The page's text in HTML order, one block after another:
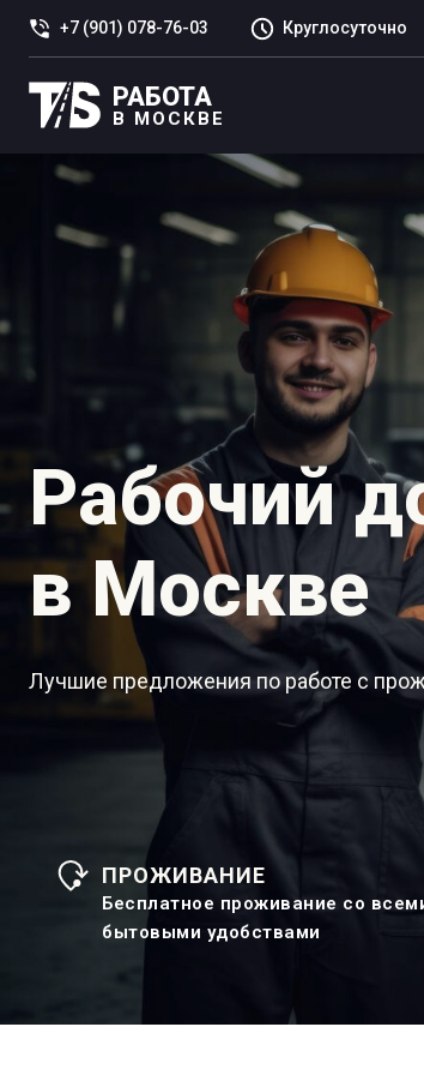
+7 (901) 078-76-03 Круглосуточно
РАБОТА
В МОСКВЕ
Рабочий
в Москве
Лучшие предложения по работе с
ПРОЖИВАНИЕ
Бесплатное проживание со
бытовыми удобствами